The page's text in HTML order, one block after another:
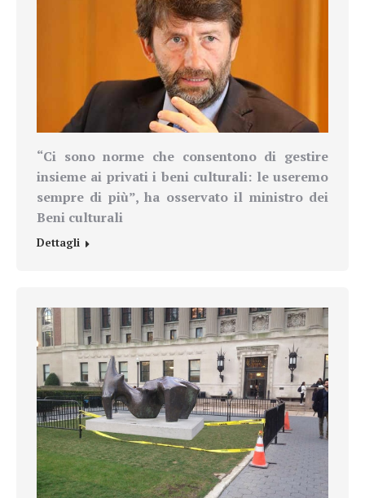
“Ci sono norme che consentono di gestire
insieme ai privati i beni culturali: le useremo
sempre di più”, ha osservato il ministro dei
Beni culturali
Dettagli